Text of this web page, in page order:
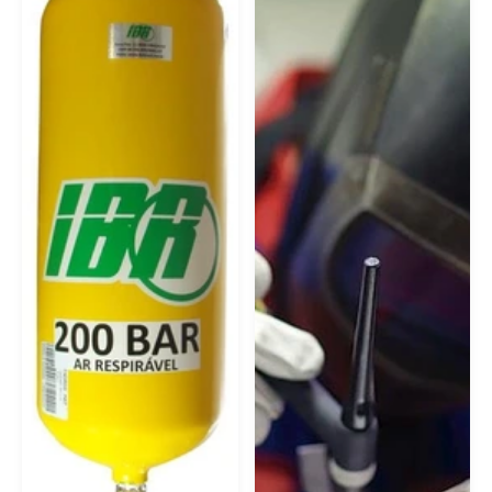
Fornecedores De Oxigênio Líquido
Gás Para Corte Laser Em Rio Claro
Gás Acetileno Para Solda
Gás Para Cromatografia Em Rio Claro
Gás Argônio Campinas
Gás Para Corte De Chapa Em Limeira
Gás Solda Inox Em Campinas
Gás Carbônico Para Carboxiterapia
Gás Para Chopeira Campinas